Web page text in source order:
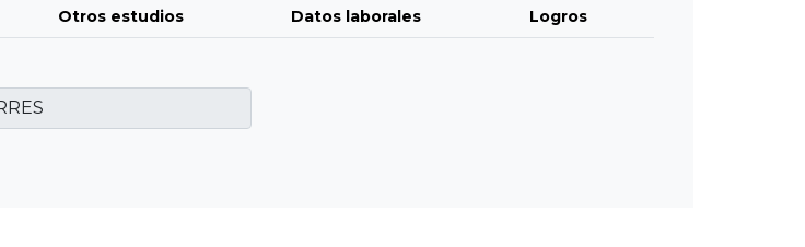
Otros estudios Datos laborales Logros